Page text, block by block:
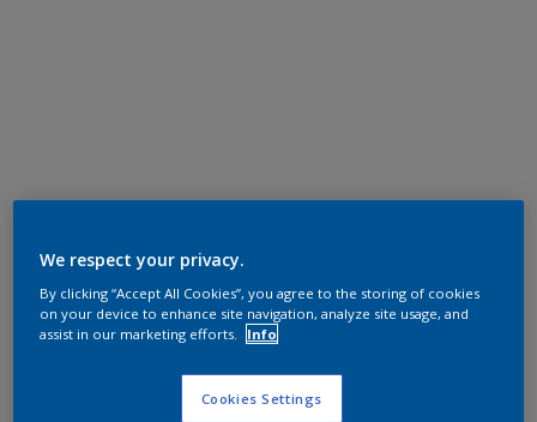
We respect your privacy.
By clicking “Accept All Cookies”, you agree to the storing of cookies
on your device to enhance site navigation, analyze site usage, and
assist in our marketing efforts.
Info
Cookies Settings